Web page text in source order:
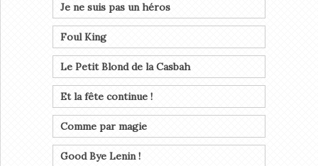
Je ne suis pas un héros
Foul King
Le Petit Blond de la Casbah
Et la fête continue !
Comme par magie
Good Bye Lenin !